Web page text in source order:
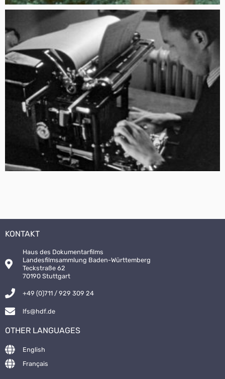
KONTAKT
Haus des Dokumentarfilms
Landesfilmsammlung Baden-Württemberg
Teckstraße 62
70190 Stuttgart
+49 (0)711 / 929 309 24
lfs@hdf.de
OTHER LANGUAGES
English
Français